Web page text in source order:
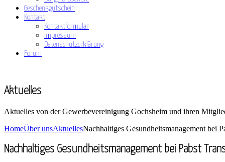
Geschenkgutschein
Kontakt
Kontaktformular
Impressum
Datenschutzerklärung
Forum
Aktuelles
Aktuelles von der Gewerbevereinigung Gochsheim und ihren
HomeÜber unsAktuellesNachhaltiges Gesundheitsmanagement bei
Nachhaltiges Gesundheitsmanagement bei Pabst